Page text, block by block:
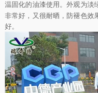
温固化的油漆使用。外观为淡
非常好，又很耐晒，防褪色效
好。